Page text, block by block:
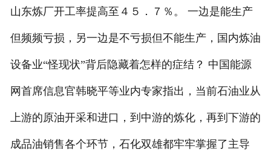
山东炼厂开工率提高至４５．７％。 一边是能生产
但频频亏损，另一边是不亏损但不能生产，国内炼油
设备业“怪现状”背后隐藏着怎样的症结？ 中国能源
网首席信息官韩晓平等业内专家指出，当前石油业从
上游的原油开采和进口，到中游的炼化，再到下游的
成品油销售各个环节，石化双雄都牢牢掌握了主导